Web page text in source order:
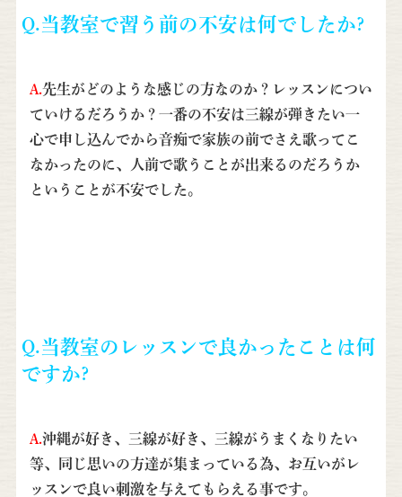
Q.当教室で習う前の不安は何でしたか?
A.先生がどのような感じの方なのか？レッスンについ
ていけるだろうか？一番の不安は三線が弾きたい一
心で申し込んでから音痴で家族の前でさえ歌ってこ
なかったのに、人前で歌うことが出来るのだろうか
ということが不安でした。
Q.当教室のレッスンで良かったことは何
ですか?
A.沖縄が好き、三線が好き、三線がうまくなりたい
等、同じ思いの方達が集まっている為、お互いがレ
ッスンで良い刺激を与えてもらえる事です。